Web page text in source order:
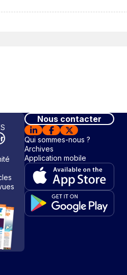
Nous contacter
Qui sommes-nous ?
Archives
Application mobile